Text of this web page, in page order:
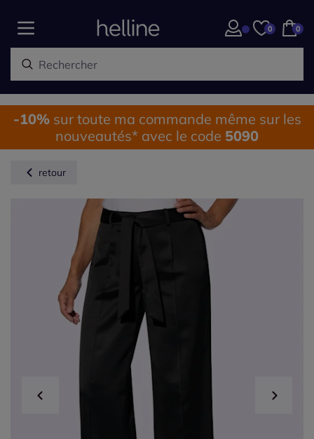
0 0
-10%sur toute ma commande même sur les
nouveautés* avec le code 5090
retour